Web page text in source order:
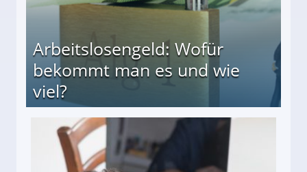
Arbeitslosengeld: Wofür
bekommt man es und wie
viel?
und wie viel?